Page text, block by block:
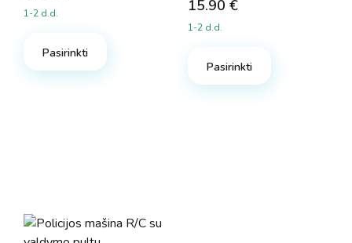
1-2 d.d.
Pasirinkti
15.90 €
1-2 d.d.
Pasirinkti